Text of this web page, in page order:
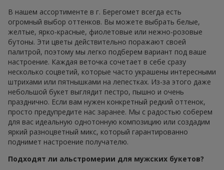
В нашем ассортименте в г. Берегомет всегда есть
огромный выбор оттенков. Вы можете выбрать белые,
желтые, ярко-красные, фиолетовые или нежно-розовые
бутоны. Эти цветы действительно поражают своей
палитрой, поэтому мы легко подберем вариант под ваше
настроение. Каждая веточка сочетает в себе сразу
несколько соцветий, которые часто украшены интересными
штрихами или пятнышками на лепестках. Из-за этого даже
небольшой букет выглядит пестро, пышно и очень
празднично. Если вам нужен конкретный редкий оттенок,
просто предупредите нас заранее. Мы с радостью соберем
для вас идеальную однотонную композицию или создадим
яркий разноцветный микс, который гарантированно
поднимет настроение получателю.
Подходят ли альстромерии для мужских букетов?